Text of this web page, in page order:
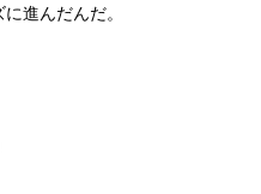
進んだんだ。